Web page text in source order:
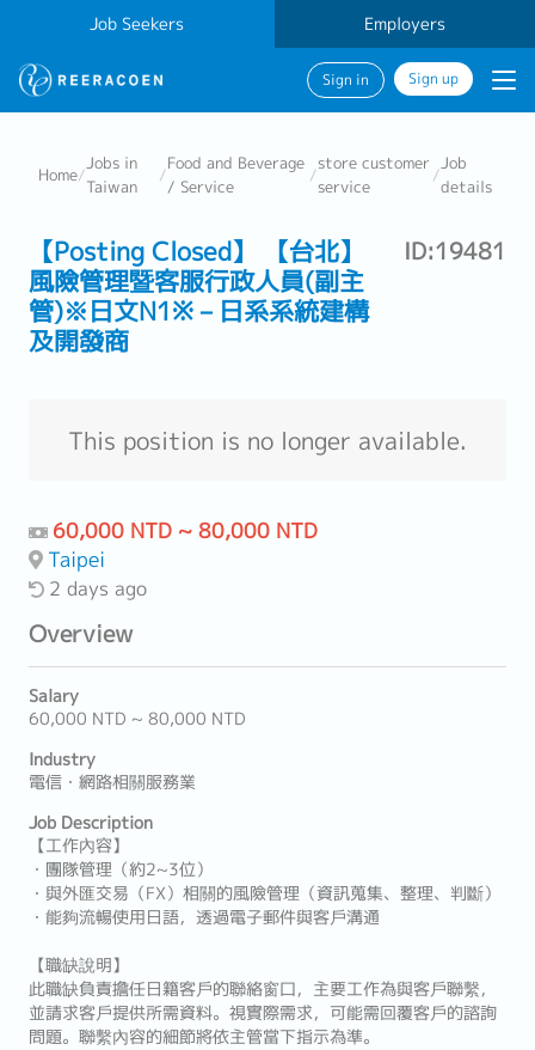
Job Seekers Employers
Sign in Sign up
Home/
Jobs in
Taiwan
/
Food and Beverage
/ Service
/
store customer
service
/
Job
details
【Posting Closed】 【台北】
風險管理暨客服行政人員(副主
管)※日文N1※－日系系統建構
及開發商
ID:19481
This position is no longer available.
60,000 NTD ~ 80,000 NTD
Taipei
2 days ago
Overview
Salary
60,000 NTD ~ 80,000 NTD
Industry
電信・網路相關服務業
Job Description
【工作內容】
・團隊管理（約2~3位）
・與外匯交易（FX）相關的風險管理（資訊蒐集、整理、判斷）
・能夠流暢使用日語，透過電子郵件與客戶溝通
【職缺說明】
此職缺負責擔任日籍客戶的聯絡窗口，主要工作為與客戶聯繫，
並請求客戶提供所需資料。視實際需求，可能需回覆客戶的諮詢
問題。聯繫內容的細節將依主管當下指示為準。